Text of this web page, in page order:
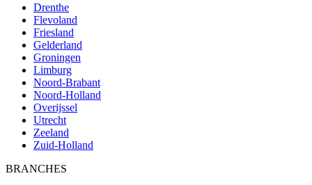
Drenthe
Flevoland
Friesland
Gelderland
Groningen
Limburg
Noord-Brabant
Noord-Holland
Overijssel
Utrecht
Zeeland
Zuid-Holland
BRANCHES